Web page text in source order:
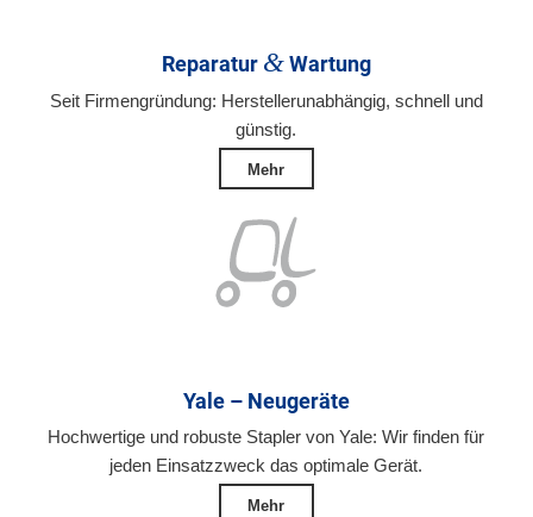
Reparatur &Wartung
Seit Firmengründung: Herstellerunabhängig, schnell und
günstig.
Mehr
Yale – Neugeräte
Hochwertige und robuste Stapler von Yale: Wir finden für
jeden Einsatzzweck das optimale Gerät.
Mehr